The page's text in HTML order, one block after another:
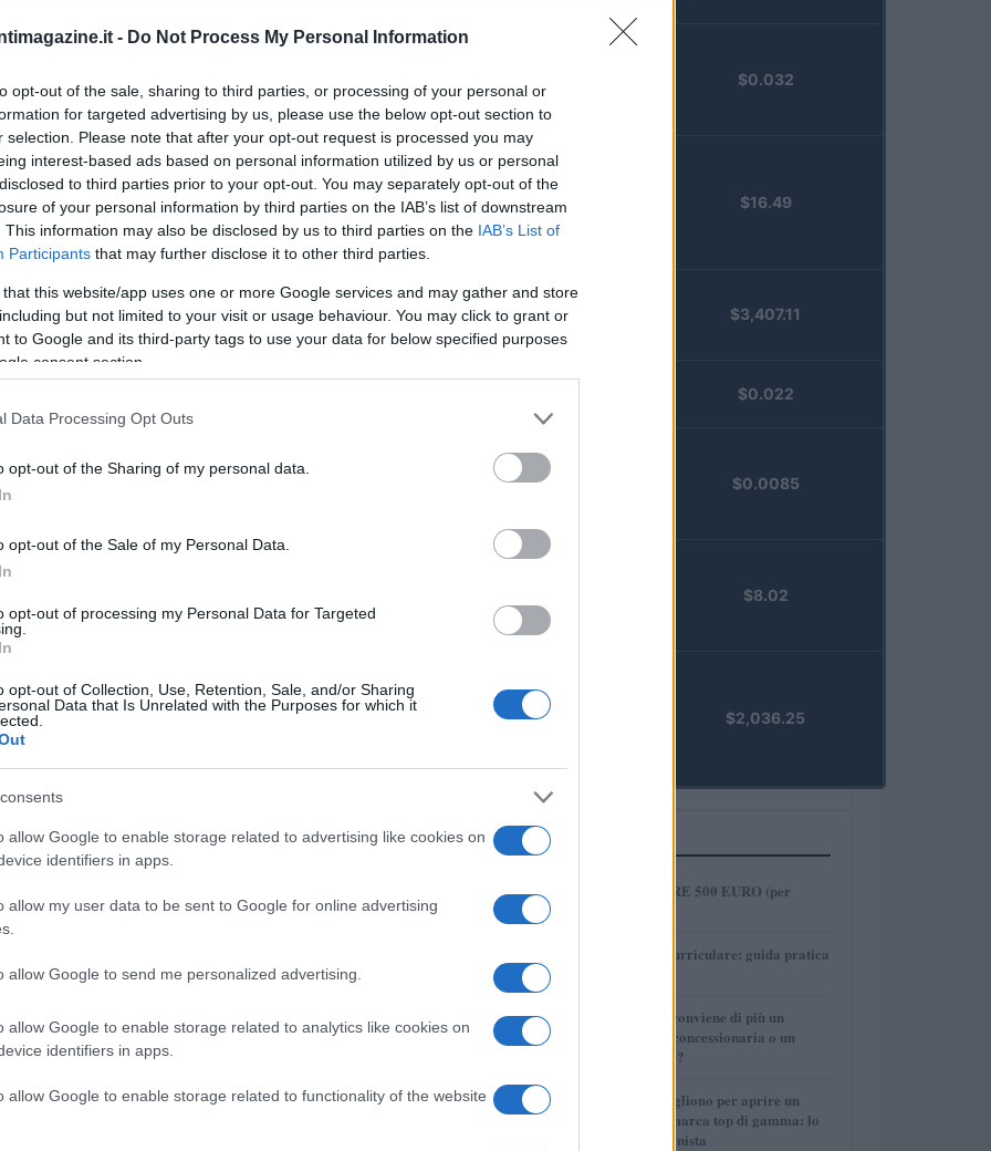
- Do Not Process My Personal Information
opt-out of the sale, sharing to third parties, or processing of your personal or
for targeted advertising by us, please use the below opt-out section to
selection. Please note that after your opt-out request is processed you may
interest-based ads based on personal information utilized by us or personal
to third parties prior to your opt-out. You may separately opt-out of the
of your personal information by third parties on the IAB’s list of downstream
This information may also be disclosed by us to third parties on the IAB’s List of
Participants that may further disclose it to other third parties.
that this website/app uses one or more Google services and may gather and store
but not limited to your visit or usage behaviour. You may click to grant or
to Google and its third-party tags to use your data for below specified purposes
consent section.
Data Processing Opt Outs
opt-out of the Sharing of my personal data.
opt-out of the Sale of my Personal Data.
opt-out of processing my Personal Data for Targeted
opt-out of Collection, Use, Retention, Sale, and/or Sharing
Data that Is Unrelated with the Purposes for which it
allow Google to enable storage related to advertising like cookies on
identifiers in apps.
allow my user data to be sent to Google for online advertising
allow Google to send me personalized advertising.
allow Google to enable storage related to analytics like cookies on
identifiers in apps.
allow Google to enable storage related to functionality of the website
complesso. Tuttavia, con il giusto supporto,
delle opportunitàdisponibili, che consente di
dell’impresa. Successivamente, viene offerta
diagevolazione, assicurandosi che tutti i requisiti
della domanda. Si fornisce assistenza continua
finanziato, garantendo che tutte le spese siano
processo è cruciale per evitare problematiche
per una varietà di scopi, tra cui:
(EPOCH)
$0.032
Stride
Staked
Injective
$16.49
Vested XOR
(VXOR)
$3,407.11
$0.022
$0.0085
$8.02
PRIME)
$2,036.25
PIÙ LETTI
1
COME INVESTIRE 500 EURO (per
2
Tirocinio extra-curriculare: guida pratica
3
Per le auto usate conviene di più un
finanziamento in concessionaria o un
prestito personale?
4
Quanti soldi ci vogliono per aprire un
autosalone multimarca top di gamma: lo
spiega il professionista